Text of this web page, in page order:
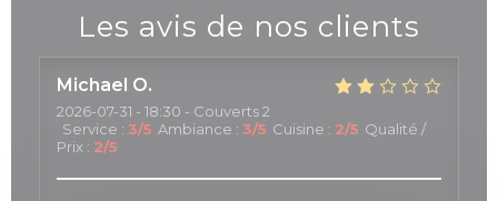
Les avis de nos clients
Michael O
2026-07-31 - 18:30 - Couverts 2
Service : 3/5 Ambiance : 3/5 Cuisine : 2/5 Qualité /
Prix : 2/5